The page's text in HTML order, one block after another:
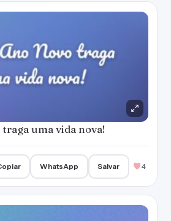
uma vida nova!
WhatsApp Salvar 4